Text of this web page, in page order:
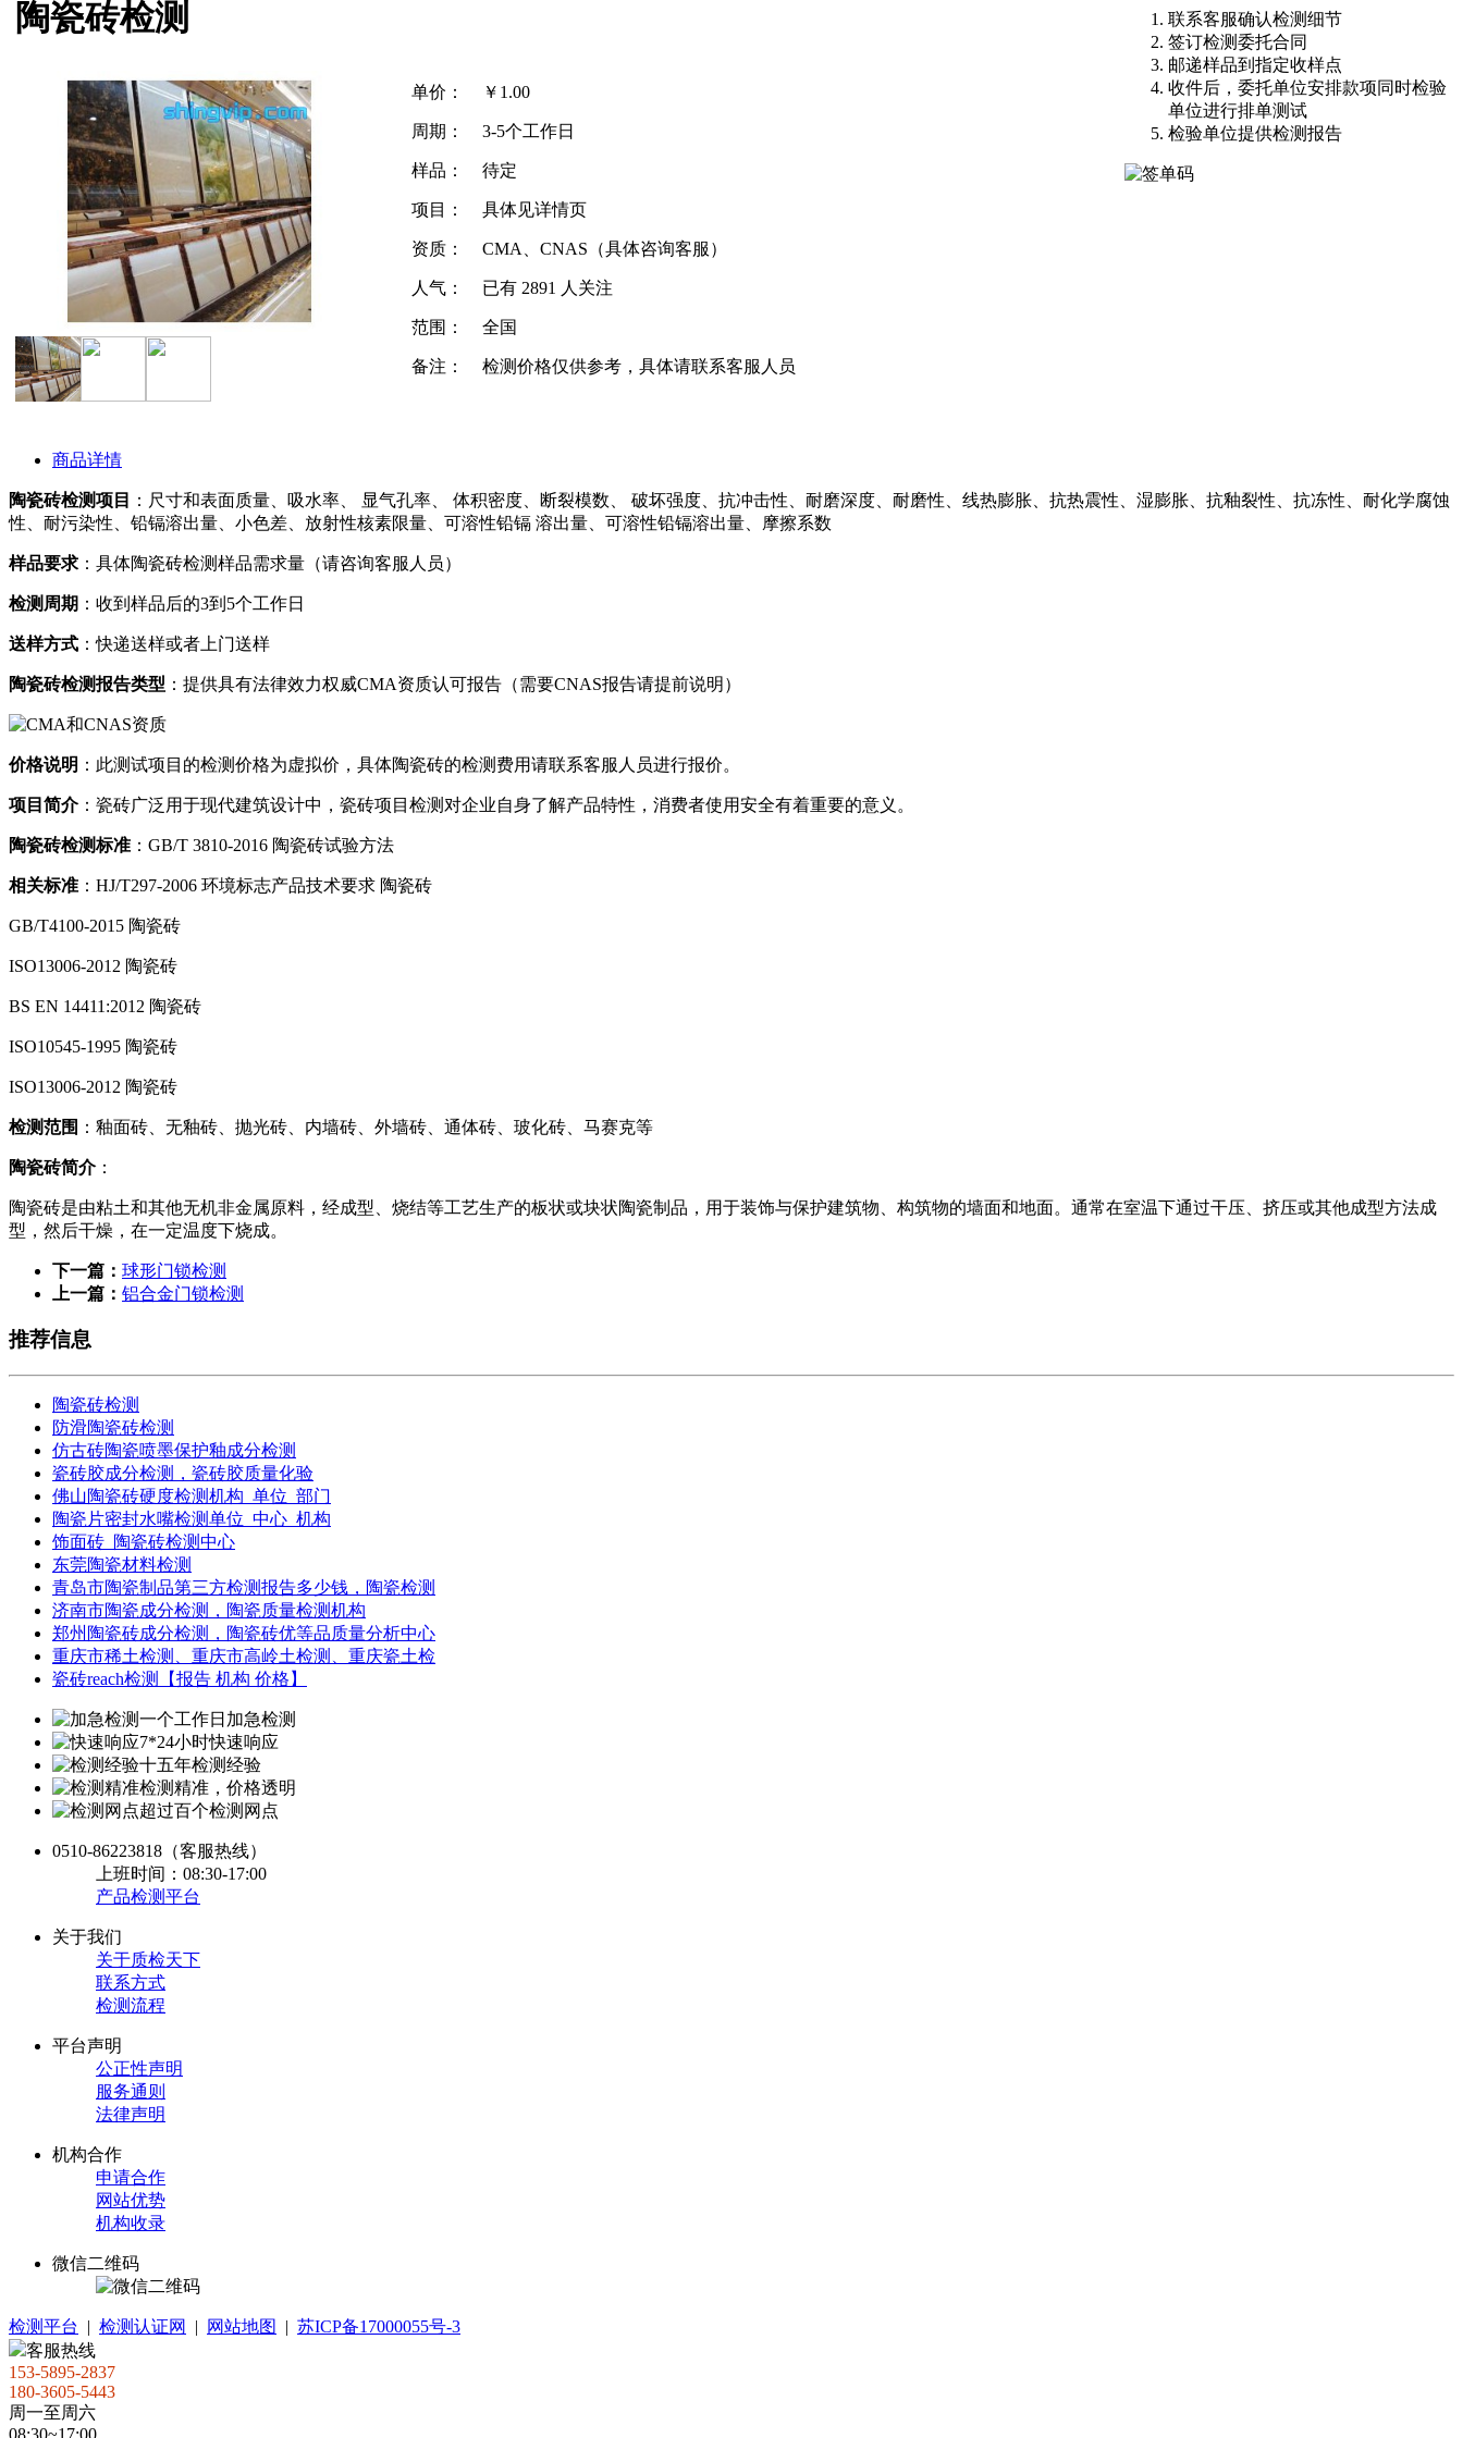
陶瓷砖检测
单价： ￥ 1.00
周期： 3-5个工作日
样品： 待定
项目： 具体见详情页
资质： CMA、CNAS（具体咨询客服）
人气： 已有 2891 人关注
范围： 全国
备注： 检测价格仅供参考，具体请联系客服人员
联系客服确认检测细节
签订检测委托合同
邮递样品到指定收样点
收件后，委托单位安排款项同时检验
单位进行排单测试
检验单位提供检测报告
商品详情
陶瓷砖检测项目
：尺寸和表面质量、吸水率、 显气孔率、 体积密度、断裂模数、 破坏强度、抗冲击性、耐磨深度、耐磨性、线热膨胀、抗热震性、湿膨胀、抗釉裂性、抗冻性、耐化学腐蚀
性、耐污染性、铅镉溶出量、小色差、放射性核素限量、可溶性铅镉 溶出量、可溶性铅镉溶出量、摩擦系数
样品要求 ：具体陶瓷砖检测样品需求量（请咨询客服人员）
检测周期 ：收到样品后的3到5个工作日
送样方式 ：快递送样或者上门送样
陶瓷砖检测报告类型 ：提供具有法律效力权威CMA资质认可报告（需要CNAS报告请提前说明）
价格说明 ：此测试项目的检测价格为虚拟价，具体陶瓷砖的检测费用请联系客服人员进行报价。
项目简介：瓷砖广泛用于现代建筑设计中，瓷砖项目检测对企业自身了解产品特性，消费者使用安全有着重要的意义。
陶瓷砖检测标准 ：GB/T 3810-2016 陶瓷砖试验方法
相关标准 ：HJ/T297-2006 环境标志产品技术要求 陶瓷砖
GB/T4100-2015 陶瓷砖
ISO13006-2012 陶瓷砖
BS EN 14411:2012 陶瓷砖
ISO10545-1995 陶瓷砖
ISO13006-2012 陶瓷砖
检测范围 ：釉面砖、无釉砖、抛光砖、内墙砖、外墙砖、通体砖、玻化砖、马赛克等
陶瓷砖简介：
陶瓷砖是由粘土和其他无机非金属原料，经成型、烧结等工艺生产的板状或块状陶瓷制品，用于装饰与保护建筑物、构筑物的墙面和地面。通常在室温下通过干压、挤压或其他成型方法成
型，然后干燥，在一定温度下烧成。
下一篇： 球形门锁检测
上一篇： 铝合金门锁检测
推荐信息
陶瓷砖检测
防滑陶瓷砖检测
仿古砖陶瓷喷墨保护釉成分检测
瓷砖胶成分检测，瓷砖胶质量化验
佛山陶瓷砖硬度检测机构_单位_部门
陶瓷片密封水嘴检测单位_中心_机构
饰面砖_陶瓷砖检测中心
东莞陶瓷材料检测
青岛市陶瓷制品第三方检测报告多少钱，陶瓷检测
济南市陶瓷成分检测，陶瓷质量检测机构
郑州陶瓷砖成分检测，陶瓷砖优等品质量分析中心
重庆市稀土检测、重庆市高岭土检测、重庆瓷土检
瓷砖reach检测【报告 机构 价格】
一个工作日加急检测
7*24小时快速响应
十五年检测经验
检测精准，价格透明
超过百个检测网点
0510-86223818 （客服热线）
上班时间：08:30-17:00
产品检测平台
关于我们
关于质检天下
联系方式
检测流程
平台声明
公正性声明
服务通则
法律声明
机构合作
申请合作
网站优势
机构收录
微信二维码
检测平台 | 检测认证网 | 网站地图 | 苏ICP备17000055号-3
客服热线
153-5895-2837
180-3605-5443
周一至周六
08:30~17:00